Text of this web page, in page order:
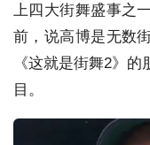
上四大街舞盛事之
前，说高博是无数
《这就是街舞2》
目。